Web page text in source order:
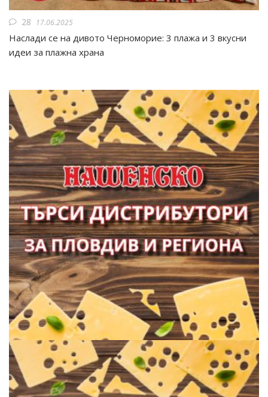
28 17.06.2025
Наслади се на дивото Черноморие: 3 плажа и 3 вкусни
идеи за плажна храна